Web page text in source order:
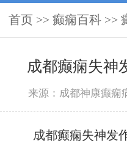
首页 >> 癫痫百科 >>
成都癫痫失神
来源：成都神康癫痫
成都癫痫失神发作